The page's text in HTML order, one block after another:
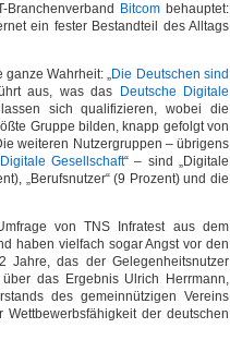
Bitcombehauptet:
ein fester Bestandteil des Alltags
ganze Wahrheit: „Die Deutschen sind
aus, was das
Deutsche Digitale
sich qualifizieren, wobei die
Gruppe bilden, knapp gefolgt von
weiteren Nutzergruppen – übrigens
Digitale Gesellschaft“ – sind „Digitale
„Berufsnutzer“ (9 Prozent) und die
von TNS Infratest aus dem
haben vielfach sogar Angst vor den
Jahre, das der Gelegenheitsnutzer
das Ergebnis Ulrich Herrmann,
des gemeinnützigen Vereins
Wettbewerbsfähigkeit der deutschen